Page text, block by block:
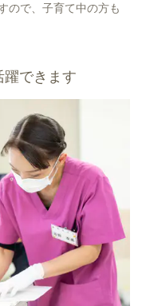
ので、子育て中の方も
できます